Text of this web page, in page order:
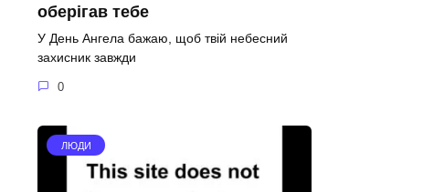
оберігав тебе
У День Ангела бажаю, щоб твій небесний
захисник завжди
0
ЛЮДИ